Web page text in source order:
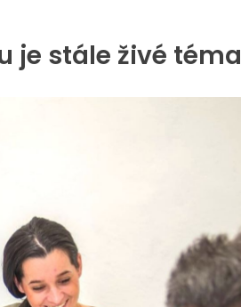
je stále živé téma